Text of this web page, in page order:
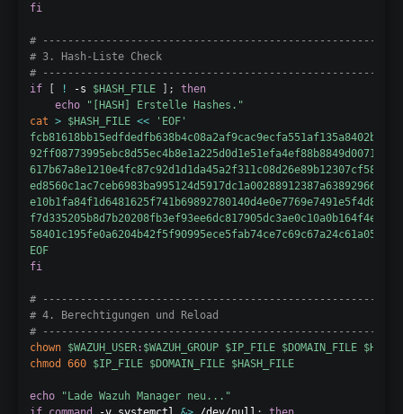
fi
# ---------------------------------------------------------
# 3. Hash-Liste Check
# ---------------------------------------------------------
if
! -s $HASH_FILE ;
then
echo
"[HASH] Erstelle Hashes."
cat > $HASH_FILE <<
'EOF'
EOF
fi
# ---------------------------------------------------------
# 4. Berechtigungen und Reload
# ---------------------------------------------------------
chown $WAZUH_USER: $WAZUH_GROUP $IP_FILE $DOMAIN_FILE
chmod
660 $IP_FILE $DOMAIN_FILE $HASH_FILE
echo
"Lade Wazuh Manager neu..."